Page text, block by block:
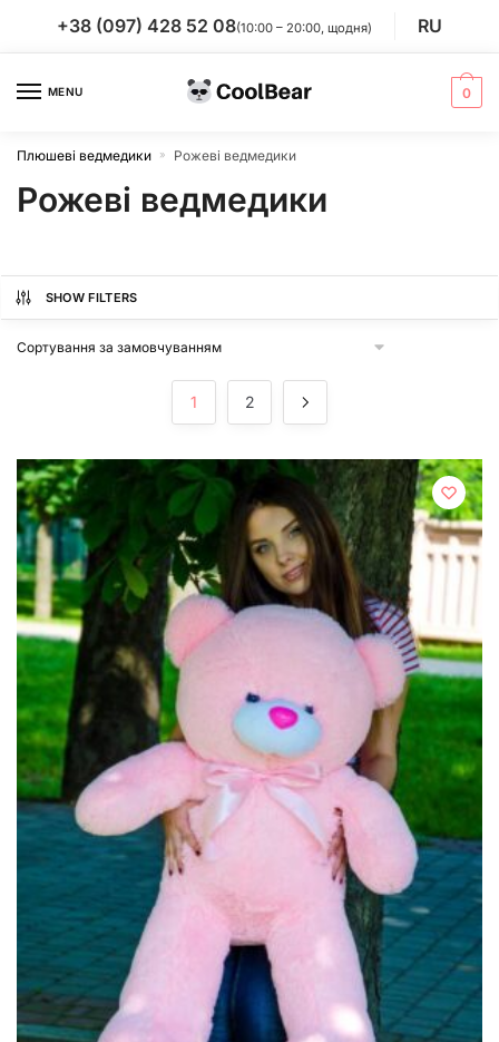
+38 (097) 428 52 08(10:00 – 20:00, щодня) RU
MENU 0
Плюшеві ведмедики » Рожеві ведмедики
Рожеві ведмедики
SHOW FILTERS
1 2